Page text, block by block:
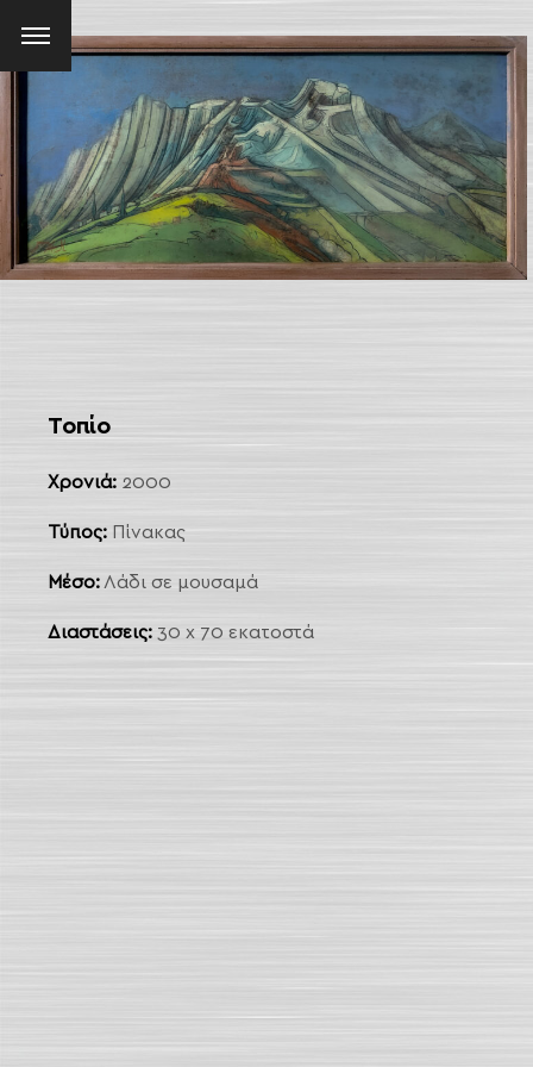
Menu
Τοπίο
Χρονιά: 2000
Τύπος: Πίνακας
Μέσο: Λάδι σε μουσαμά
Διαστάσεις: 30 x 70 εκατοστά